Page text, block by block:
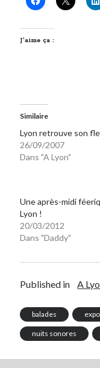
J’aime ça :
Similaire
Lyon retrouve son
26/09/2007
Dans "A Lyon"
Une après-midi
Lyon !
20/03/2012
Dans "Daddy"
Published in A
balades expo
nuits sonores